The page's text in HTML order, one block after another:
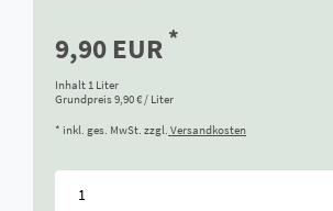
9,90 EUR *
Inhalt 1 Liter
Grundpreis9,90 € / Liter
* inkl. ges. MwSt. zzgl. Versandkosten